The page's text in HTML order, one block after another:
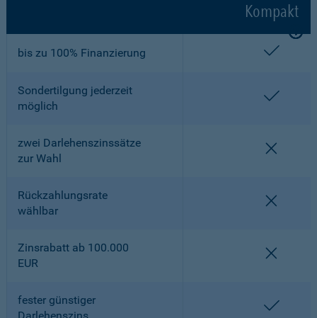
Kompakt
bis zu 100% Finanzierung
Sondertilgung jederzeit
möglich
zwei Darlehenszinssätze
zur Wahl
Rückzahlungsrate
wählbar
Zinsrabatt ab 100.000
EUR
fester günstiger